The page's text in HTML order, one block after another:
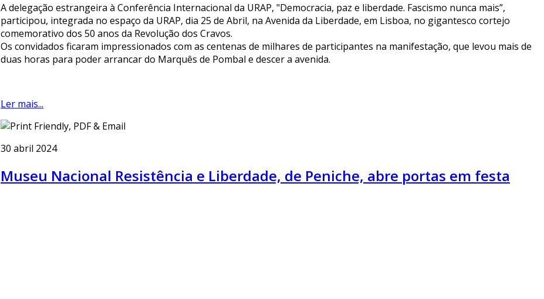
A delegação estrangeira à Conferência Internacional da URAP, "Democracia, paz e liberdade. Fascismo nunca mais”,
participou, integrada no espaço da URAP, dia 25 de Abril, na Avenida da Liberdade, em Lisboa, no gigantesco cortejo
comemorativo dos 50 anos da Revolução dos Cravos.
Os convidados ficaram impressionados com as centenas de milhares de participantes na manifestação, que levou mais de
duas horas para poder arrancar do Marquês de Pombal e descer a avenida.
Ler mais...
30 abril 2024
Museu Nacional Resistência e Liberdade, de Peniche, abre portas em festa